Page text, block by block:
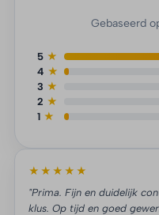
Gebaseerd
5 ★
4 ★
3 ★
2 ★
1 ★
★★★★★
"Prima. Fijn en duidelijk
klus. Op tijd en goed